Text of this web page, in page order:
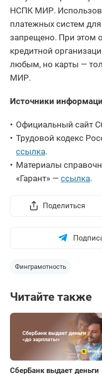
НСПК МИР.
платежных систем
запрещено. При этом
кредитной
любым, но карты —
МИР.
Источники
Официальный сайт
Трудовой кодекс
ссылка.
Материалы
«Гарант» — ссылка.
Поделиться
Финграмотность
Читайте также
СберБанк выдает деньги